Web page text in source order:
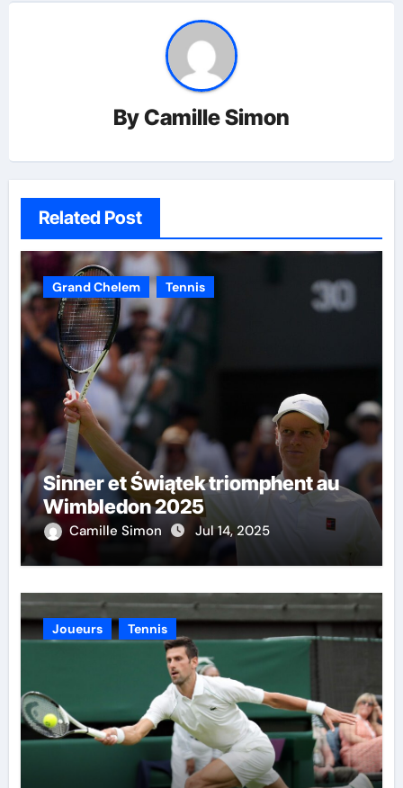
ByCamille Simon
Related Post
Grand Chelem Tennis
Sinner et Świątek triomphent au
Wimbledon 2025
Camille Simon Jul 14, 2025
Joueurs Tennis